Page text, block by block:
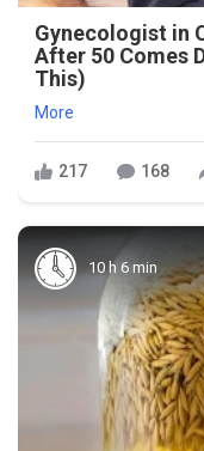
Gynecologist in
After 50 Comes
This)
More
217 168
10 h 6 min